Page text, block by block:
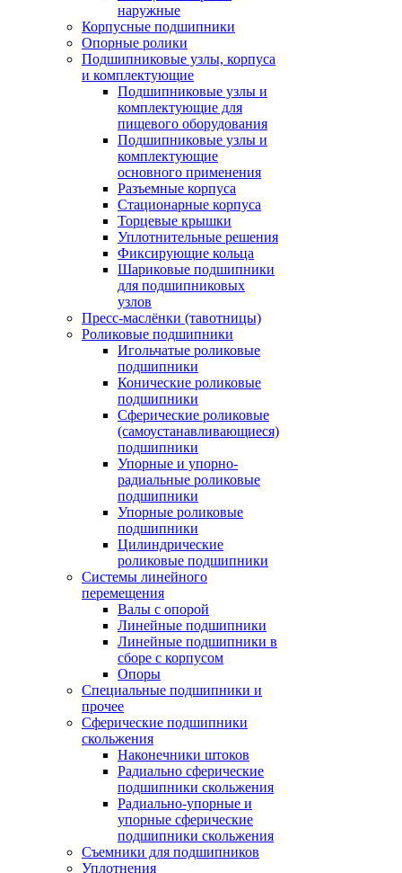
наружные
Корпусные подшипники
Опорные ролики
Подшипниковые узлы, корпуса
и комплектующие
Подшипниковые узлы и
комплектующие для
пищевого оборудования
Подшипниковые узлы и
комплектующие
основного применения
Разъемные корпуса
Стационарные корпуса
Торцевые крышки
Уплотнительные решения
Фиксирующие кольца
Шариковые подшипники
для подшипниковых
узлов
Пресс-маслёнки (тавотницы)
Роликовые подшипники
Игольчатые роликовые
подшипники
Конические роликовые
подшипники
Сферические роликовые
(самоустанавливающиеся)
подшипники
Упорные и упорно-
радиальные роликовые
подшипники
Упорные роликовые
подшипники
Цилиндрические
роликовые подшипники
Системы линейного
перемещения
Валы с опорой
Линейные подшипники
Линейные подшипники в
сборе с корпусом
Опоры
Специальные подшипники и
прочее
Сферические подшипники
скольжения
Наконечники штоков
Радиально сферические
подшипники скольжения
Радиально-упорные и
упорные сферические
подшипники скольжения
Съемники для подшипников
Уплотнения